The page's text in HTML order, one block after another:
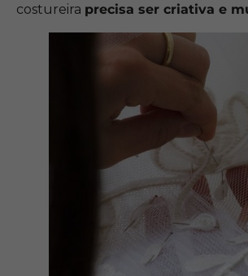
costureira precisa ser criativa e